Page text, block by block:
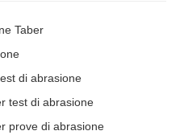
Taber
di abrasione
test di abrasione
prove di abrasione